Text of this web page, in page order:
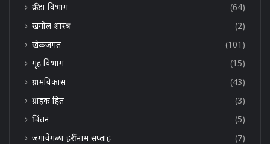
क्रीडा विभाग
(64)
खगोल शास्त्र
(2)
खेळजगत
(101)
गृह विभाग
(15)
ग्रामविकास
(43)
ग्राहक हित
(3)
चिंतन
(5)
जगावेगळा हरींनाम सप्ताह
(7)